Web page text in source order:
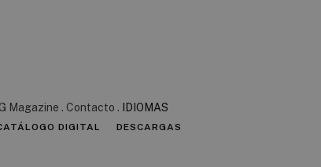
Magazine Contacto IDIOMAS
DIGITAL DESCARGAS